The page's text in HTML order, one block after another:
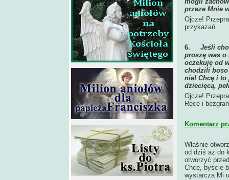
przeze Mnie
Ojcze!
przykazań.
6. Jeśli
proszę was o
oczekuję od
chodzili boso
nie! Chcę i to
dziecięcą,
Ojcze!
Ręce i
Komentarz
Właśnie
od dziś aż do
otworzyć
Chcę, byście
wystarcza Mi